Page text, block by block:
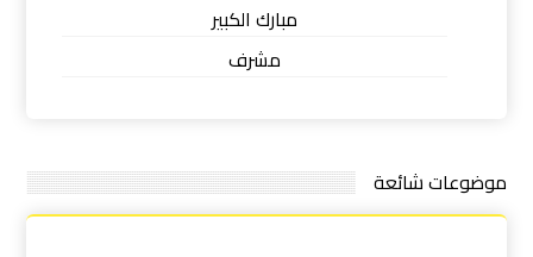
مبارك الكبير
مشرف
موضوعات شائعة